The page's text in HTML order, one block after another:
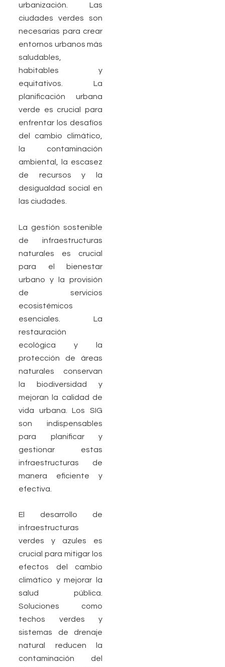
urbanización. Las
ciudades verdes son
necesarias para crear
entornos urbanos más
saludables,
habitables y
equitativos. La
planificación urbana
verde es crucial para
enfrentar los desafíos
del cambio climático,
la contaminación
ambiental, la escasez
de recursos y la
desigualdad social en
las ciudades.
La gestión sostenible
de infraestructuras
naturales es crucial
para el bienestar
urbano y la provisión
de servicios
ecosistémicos
esenciales. La
restauración
ecológica y la
protección de áreas
naturales conservan
la biodiversidad y
mejoran la calidad de
vida urbana. Los SIG
son indispensables
para planificar y
gestionar estas
infraestructuras de
manera eficiente y
efectiva.
El desarrollo de
infraestructuras
verdes y azules es
crucial para mitigar los
efectos del cambio
climático y mejorar la
salud pública.
Soluciones como
techos verdes y
sistemas de drenaje
natural reducen la
contaminación del